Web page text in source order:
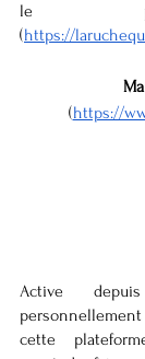
le
(https://
(https://
Active
cette